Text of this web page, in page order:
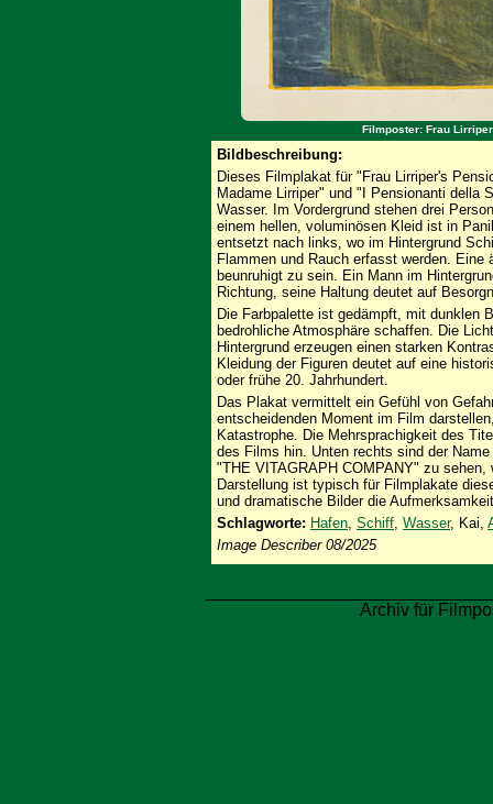
Filmposter: Frau
Bildbeschreibung:
Dieses Filmplakat für "Frau Lirriper's
Madame Lirriper" und "I Pensionanti della
Wasser. Im Vordergrund stehen drei
einem hellen, voluminösen Kleid ist in
entsetzt nach links, wo im Hintergrund
Flammen und Rauch erfasst werden.
beunruhigt zu sein. Ein Mann im
Richtung, seine Haltung deutet auf
Die Farbpalette ist gedämpft, mit dunklen
bedrohliche Atmosphäre schaffen. Die
Hintergrund erzeugen einen starken
Kleidung der Figuren deutet auf eine
oder frühe 20. Jahrhundert.
Das Plakat vermittelt ein Gefühl von
entscheidenden Moment im Film
Katastrophe. Die Mehrsprachigkeit des
des Films hin. Unten rechts sind der
"THE VITAGRAPH COMPANY" zu
Darstellung ist typisch für Filmplakate
und dramatische Bilder die
Schlagworte: Hafen, Schiff, Wasser, Kai,
Image Describer 08/2025
Archiv für